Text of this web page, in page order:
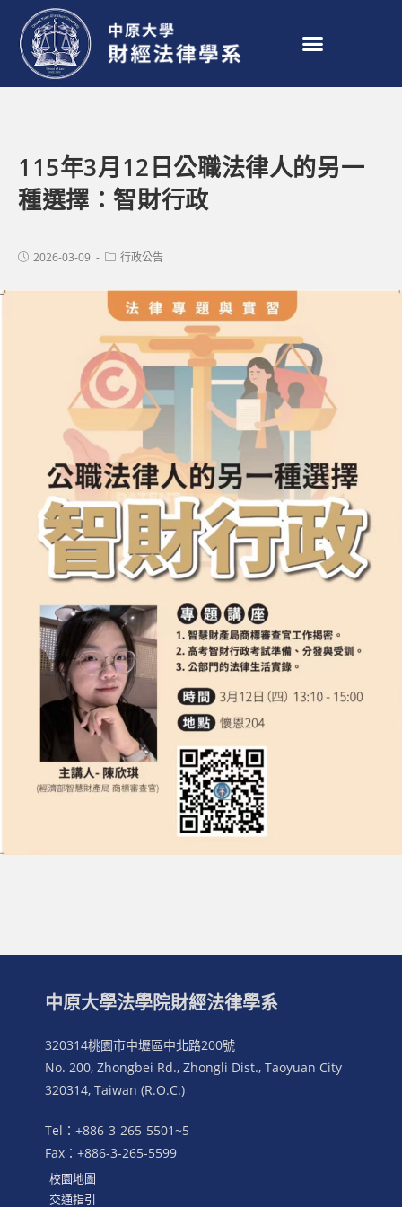
115年3月12日公職法律人的另一
種選擇：智財行政
2026-03-09 行政公告
中原大學法學院財經法律學系
320314桃園市中壢區中北路200號
No. 200, Zhongbei Rd., Zhongli Dist., Taoyuan City
320314, Taiwan (R.O.C.)
Tel：+886-3-265-5501~5
Fax：+886-3-265-5599
校園地圖
交通指引